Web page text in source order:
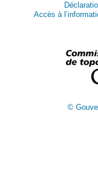
Accès à
©